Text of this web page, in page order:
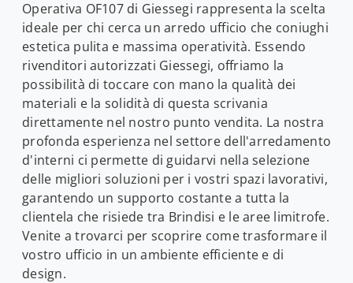
Operativa OF107 di Giessegi rappresenta la scelta
ideale per chi cerca un arredo ufficio che coniughi
estetica pulita e massima operatività. Essendo
rivenditori autorizzati Giessegi, offriamo la
possibilità di toccare con mano la qualità dei
materiali e la solidità di questa scrivania
direttamente nel nostro punto vendita. La nostra
profonda esperienza nel settore dell'arredamento
d'interni ci permette di guidarvi nella selezione
delle migliori soluzioni per i vostri spazi lavorativi,
garantendo un supporto costante a tutta la
clientela che risiede tra Brindisi e le aree limitrofe.
Venite a trovarci per scoprire come trasformare il
vostro ufficio in un ambiente efficiente e di
design.